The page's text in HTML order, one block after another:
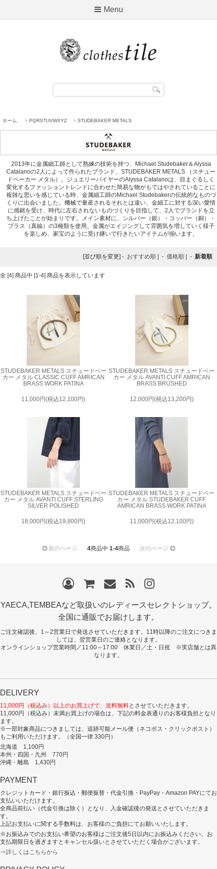
Menu
ホーム > PQRSTUVWXYZ > STUDEBAKER METALS
2013年に金属細工師として熟練の技術を持つ、Michael Studebaker＆Alyssa
Catalanoの2人によって作られたブランド、STUDEBAKER METALS （スチュー
ドベーカー メタル）。ジュエリーバイヤーのAlyssa Catalanoは、目まぐるしく
変化するファッショントレンドに合わせた簡易な物がもてはやされていることに
複雑な思いを感じている時、金属細工師のMichael Studebakerの伝統的なものづ
くりに出会いました。機械で量産されるそれとは違い、金細工に対する深い愛情
に感銘を受け、時代に左右されないものづくりを目指して、2人でブランドを立
ち上げたことが始まりです。メイン素材に、シルバー（銀）・コッパー（銅）・
ブラス（真鍮）の3種類を使用。金属がエイジングして雰囲気を増していく様子
を楽しめ、家宝のように受け継いで行きたいアイテムが揃います。
[並び順を変更] - おすすめ順 | - 価格順 | - 新着順
全 [4] 商品中 [1-4] 商品を表示しています
STUDEBAKER METALS スチュードベー
カー メタル CLASSIC CUFF AMRICAN
BRASS WORK PATINA
11,000円(税込12,100円)
STUDEBAKER METALS スチュードベー
カー メタル AVANTI CUFF AMRICAN
BRASS BRUSHED
12,000円(税込13,200円)
STUDEBAKER METALS スチュードベー
カー メタル AVANTI CUFF STERLING
SILVER POLISHED
18,000円(税込19,800円)
STUDEBAKER METALS スチュードベー
カー メタル STUDEBAKER CUFF
AMRICAN BRASS WORK PATINA
11,000円(税込12,100円)
前のページ 4商品中 1-4商品 次のページ
YAECA,TEMBEAなど取扱いのレディースセレクトショップ。
全国に通販でお届けします。
ご注文確認後、1～2営業日で発送させていただきます。11時以降のご注文につきま
しては、翌営業日のご連絡となります。
オンラインショップ営業時間／11:00～17:00 休業日／土・日祝 ※実店舗とは異
なります。
DELIVERY
11,000円（税込み）以上のお買上げで、送料無料とさせていただきます。
11,000円（税込み）未満お買上げの場合は、下記の料金表通りのお客様負担となり
ます。
※一部対象商品につきましては、追跡可能メール便（ネコポス・クリックポスト）
もご利用いただけます。（全国一律 330円）
北海道 1,100円
本州・四国・九州 770円
沖縄・離島 1,430円
PAYMENT
クレジットカード・銀行振込・郵便振替・代金引換・PayPay・Amazon PAYにてお
支払いいただけます。
全商品前払い（代金引換は除く）となり、入金確認後の発送とさせていただきま
す。
上記お支払いに関する手数料は、お客様のご負担にてお願いいたします。
※お振込みでのお支払い希望のお客様はご注文後5日以内にお振込みください。お
支払期限日を過ぎますとキャンセル扱いとさせていただく場合がございます。
⇒詳しくはこちらから